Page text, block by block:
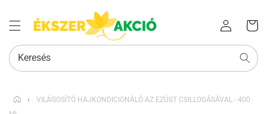
Bejelentkezés
kosara
Keresés
›
VILÁGOSÍTÓ HAJKONDICIONÁLÓ AZ EZÜST CSILLOGÁSÁVAL - 400